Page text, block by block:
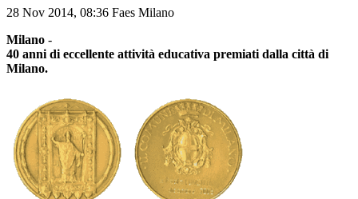
28 Nov 2014, 08:36 Faes Milano
Milano -
40 anni di eccellente attività educativa premiati dalla città di
Milano.